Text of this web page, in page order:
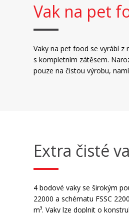
Vak na pet
Vaky na pet food se vyrábí z
s kompletním zátěsem.
pouze na čistou výrobu,
Extra čisté
4 bodové vaky se širokým
22000 a schématu FSSC
m³. Vaky lze doplnit o